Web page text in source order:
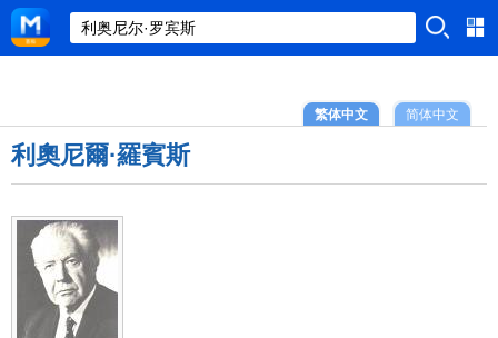
简体中文
繁体中文
利奧尼爾·羅賓斯